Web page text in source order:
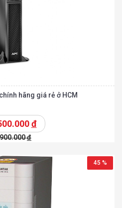
hãng giá rẻ ở HCM
đ
đ
45 %